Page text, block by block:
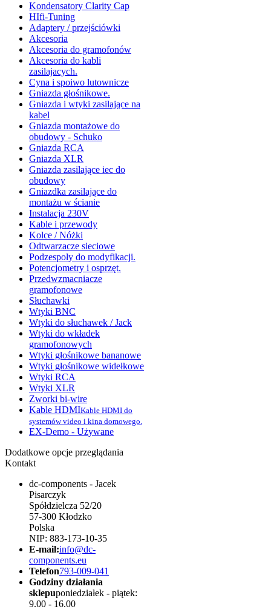
Kondensatory Clarity Cap
HIfi-Tuning
Adaptery / przejściówki
Akcesoria
Akcesoria do gramofonów
Akcesoria do kabli
zasilajacych.
Cyna i spoiwo lutownicze
Gniazda głośnikowe.
Gniazda i wtyki zasilające na
kabel
Gniazda montażowe do
obudowy - Schuko
Gniazda RCA
Gniazda XLR
Gniazda zasilające iec do
obudowy
Gniazdka zasilające do
montażu w ścianie
Instalacja 230V
Kable i przewody
Kolce / Nóżki
Odtwarzacze sieciowe
Podzespoły do modyfikacji.
Potencjometry i osprzęt.
Przedwzmacniacze
gramofonowe
Słuchawki
Wtyki BNC
Wtyki do słuchawek / Jack
Wtyki do wkładek
gramofonowych
Wtyki głośnikowe bananowe
Wtyki głośnikowe widełkowe
Wtyki RCA
Wtyki XLR
Zworki bi-wire
Kable HDMIKable HDMI do
systemów video i kina domowego.
EX-Demo - Używane
Dodatkowe opcje przeglądania
Kontakt
dc-components - Jacek
Pisarczyk
Spółdzielcza 52/20
57-300 Kłodzko
Polska
NIP: 883-173-10-35
E-mail:info@dc-
components.eu
Telefon793-009-041
Godziny działania
sklepuponiedziałek - piątek:
9.00 - 16.00